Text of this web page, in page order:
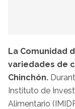
La Comunidad
variedades de
Chinchón.
Instituto de
Alimentario